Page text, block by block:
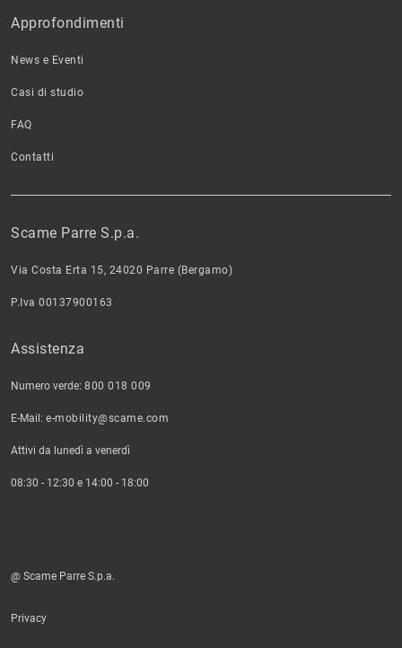
Scame Parre S.p.a.
Via Costa Erta 15, 24020 Parre (Bergamo)
P.Iva 00137900163
Assistenza
Numero verde: 800 018 009
E-Mail: e-mobility@scame.com
Attivi da lunedì a venerdì
08:30 - 12:30 e 14:00 - 18:00
Approfondimenti
News e Eventi
Casi di studio
FAQ
Contatti
@ Scame Parre S.p.a.
Privacy